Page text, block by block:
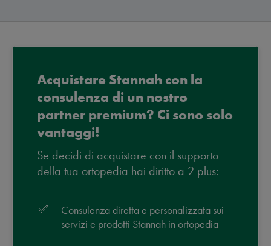
Acquistare Stannah con la
consulenza di un nostro
partner premium? Ci sono solo
vantaggi!
Se decidi di acquistare con il supporto
della tua ortopedia hai diritto a 2 plus:
Consulenza diretta e personalizzata sui
servizi e prodotti Stannah in ortopedia